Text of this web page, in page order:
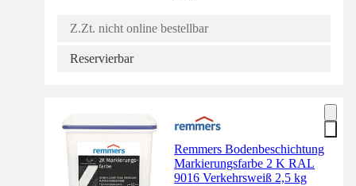
Z.Zt. nicht online bestellbar
Reservierbar
Remmers Bodenbeschichtung
Markierungsfarbe 2 K RAL
9016 Verkehrsweiß 2,5 kg